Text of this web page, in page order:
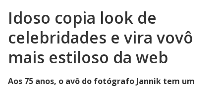
Idoso copia look de
celebridades e vira vovô
mais estiloso da web
Aos 75 anos, o avô do fotógrafo Jannik tem um